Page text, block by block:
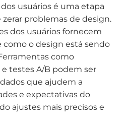
usuários é uma etapa
problemas de design.
dos usuários fornecem
como o design está sendo
como
testes A/B podem ser
que ajudem a
e expectativas do
ajustes mais precisos e